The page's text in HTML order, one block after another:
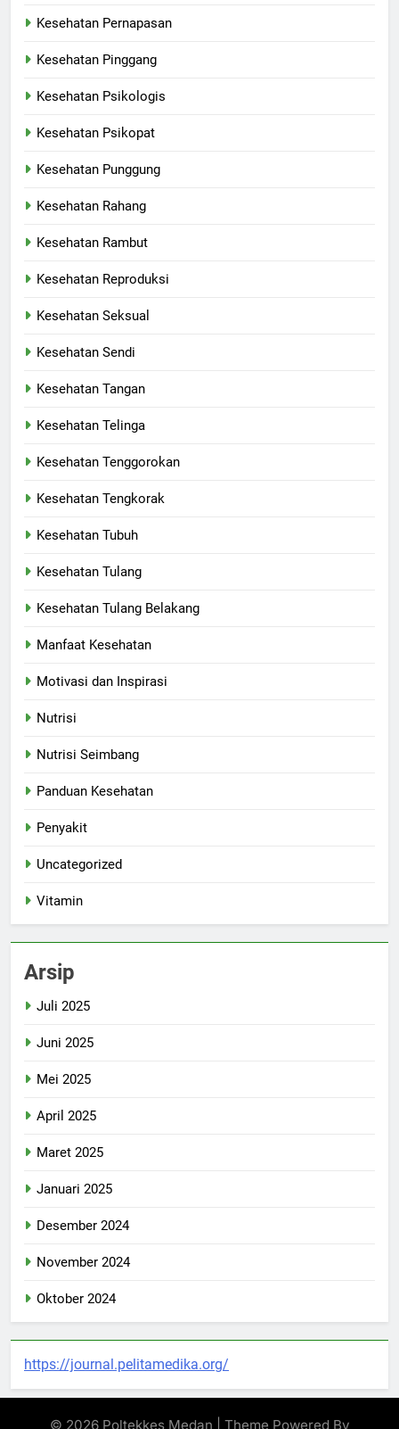
Kesehatan Pernapasan
Kesehatan Pinggang
Kesehatan Psikologis
Kesehatan Psikopat
Kesehatan Punggung
Kesehatan Rahang
Kesehatan Rambut
Kesehatan Reproduksi
Kesehatan Seksual
Kesehatan Sendi
Kesehatan Tangan
Kesehatan Telinga
Kesehatan Tenggorokan
Kesehatan Tengkorak
Kesehatan Tubuh
Kesehatan Tulang
Kesehatan Tulang Belakang
Manfaat Kesehatan
Motivasi dan Inspirasi
Nutrisi
Nutrisi Seimbang
Panduan Kesehatan
Penyakit
Uncategorized
Vitamin
Arsip
Juli 2025
Juni 2025
Mei 2025
April 2025
Maret 2025
Januari 2025
Desember 2024
November 2024
Oktober 2024
https://journal.pelitamedika.org/
© 2026 Poltekkes Medan | Theme Powered By